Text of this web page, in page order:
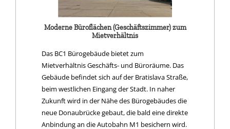
Moderne Büroflächen (Geschäftszimmer) zum
Mietverhältnis
Das BC1 Bürogebäude bietet zum
Mietverhältnis Geschäfts- und Büroräume. Das
Gebäude befindet sich auf der Bratislava Straße,
beim westlichen Eingang der Stadt. In naher
Zukunft wird in der Nähe des Bürogebäudes die
neue Donaubrücke gebaut, die bald eine direkte
Anbindung an die Autobahn M1 besichern wird.